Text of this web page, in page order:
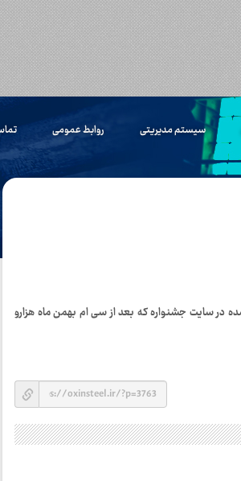
سیستم مدیریتی روابط عمومی
ارسالی و بارگزاری شده در سایت جشنواره که بعد از سی ام بهمن ماه هزارو